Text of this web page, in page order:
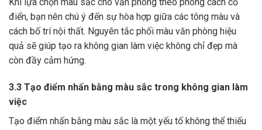
điển, bạn nên chú ý đến sự hòa hợp giữa các tông màu và
cách bố trí nội thất. Nguyên tắc phối màu văn phòng hiệu
quả sẽ giúp tạo ra không gian làm việc không chỉ đẹp mà
còn đầy cảm hứng.
3.3 Tạo điểm nhấn bằng màu sắc trong không gian làm
việc
Tạo điểm nhấn bằng màu sắc là một yếu tố không thể thiếu